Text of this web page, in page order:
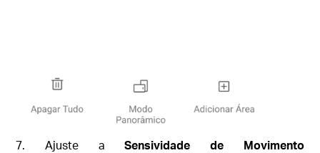
7. Ajuste aSensividade de Movimento